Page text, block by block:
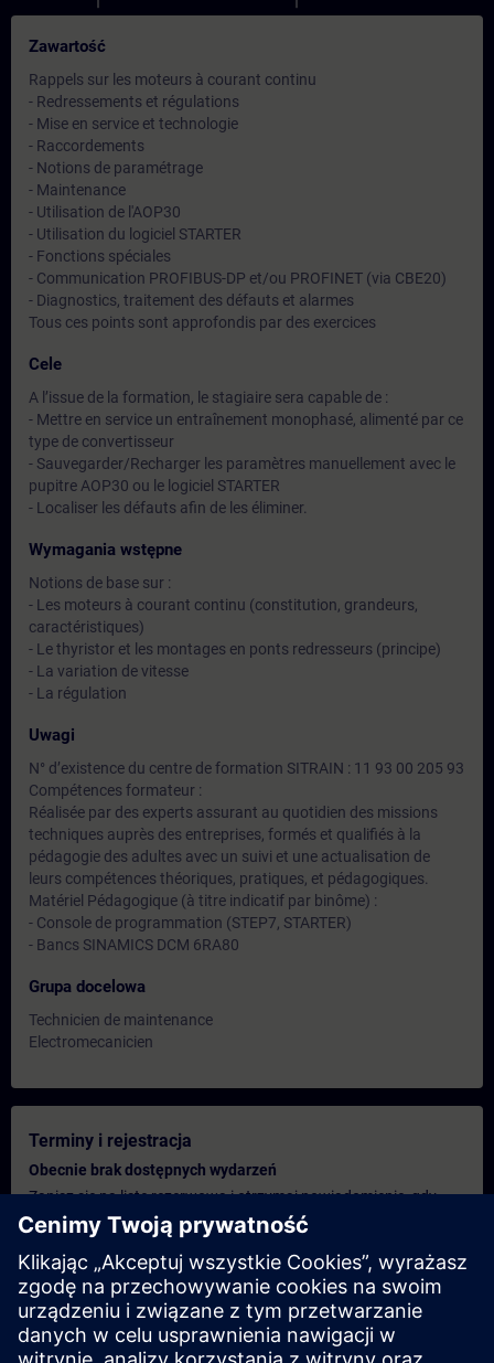
Zawartość
Rappels sur les moteurs à courant continu
- Redressements et régulations
- Mise en service et technologie
- Raccordements
- Notions de paramétrage
- Maintenance
- Utilisation de l'AOP30
- Utilisation du logiciel STARTER
- Fonctions spéciales
- Communication PROFIBUS-DP et/ou PROFINET (via CBE20)
- Diagnostics, traitement des défauts et alarmes
Tous ces points sont approfondis par des exercices
Cele
A l’issue de la formation, le stagiaire sera capable de :
- Mettre en service un entraînement monophasé, alimenté par ce
type de convertisseur
- Sauvegarder/Recharger les paramètres manuellement avec le
pupitre AOP30 ou le logiciel STARTER
- Localiser les défauts afin de les éliminer.
Wymagania wstępne
Notions de base sur :
- Les moteurs à courant continu (constitution, grandeurs,
caractéristiques)
- Le thyristor et les montages en ponts redresseurs (principe)
- La variation de vitesse
- La régulation
Uwagi
N° d’existence du centre de formation SITRAIN : 11 93 00 205 93
Compétences formateur :
Réalisée par des experts assurant au quotidien des missions
techniques auprès des entreprises, formés et qualifiés à la
pédagogie des adultes avec un suivi et une actualisation de
leurs compétences théoriques, pratiques, et pédagogiques.
Matériel Pédagogique (à titre indicatif par binôme) :
- Console de programmation (STEP7, STARTER)
- Bancs SINAMICS DCM 6RA80
Grupa docelowa
Technicien de maintenance
Electromecanicien
Terminy i rejestracja
Obecnie brak dostępnych wydarzeń
Zapisz się na listę rezerwową i otrzymaj powiadomienie, gdy
tylko pojawią się nowe daty.
Aktywuj usługę powiadomień
Spersonalizowana oferta